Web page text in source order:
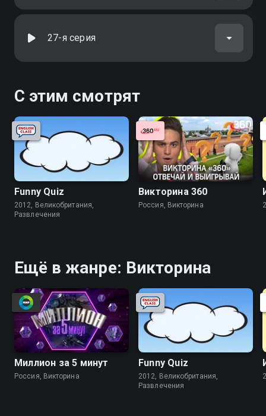
27-я серия
С этим смотрят
Funny Quiz
2012, Великобритания,
Развлечения
Викторина 360
Россия, Викторина
Ещё в жанре: Викторина
Миллион за 5 минут
Россия, Викторина
Funny Quiz
2012, Великобритания,
Развлечения